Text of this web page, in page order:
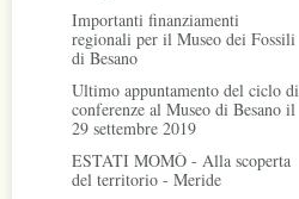
Importanti finanziamenti
regionali per il Museo dei Fossili
di Besano
Ultimo appuntamento del ciclo di
conferenze al Museo di Besano il
29 settembre 2019
ESTATI MOMÒ - Alla scoperta
del territorio - Meride